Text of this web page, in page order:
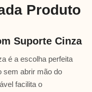
Produto
Suporte Cinza
é a escolha perfeita
sem abrir mão do
facilita o